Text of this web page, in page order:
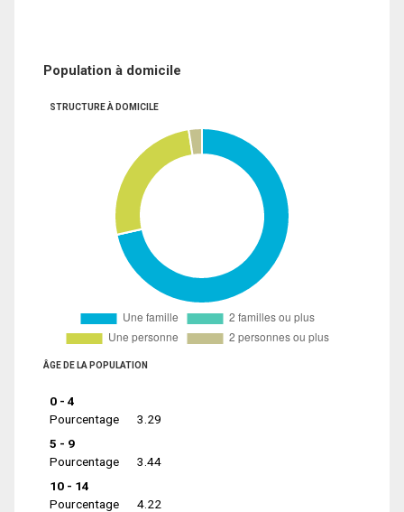
Population à domicile
STRUCTURE À DOMICILE
ÂGE DE LA POPULATION
0 - 4
Pourcentage
3.29
5 - 9
Pourcentage
3.44
10 - 14
Pourcentage
4.22